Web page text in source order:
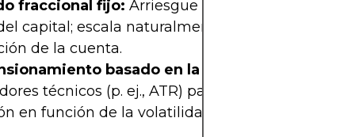
fraccional fijo: Arriesgue una fracción
del capital; escala naturalmente con el
de la cuenta.
basado en la volatilidad:
técnicos (p. ej., ATR) para ajustar el tamaño
en función de la volatilidad del mercado.